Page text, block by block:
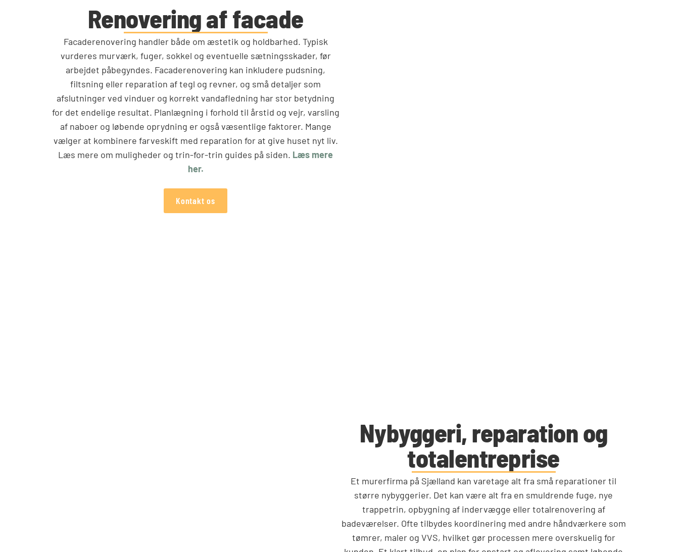
Renovering af facade
Facaderenovering handler både om æstetik og holdbarhed. Typisk
vurderes murværk, fuger, sokkel og eventuelle sætningsskader, før
arbejdet påbegyndes. Facaderenovering kan inkludere pudsning,
filtsning eller reparation af tegl og revner, og små detaljer som
afslutninger ved vinduer og korrekt vandafledning har stor betydning
for det endelige resultat. Planlægning i forhold til årstid og vejr, varsling
af naboer og løbende oprydning er også væsentlige faktorer. Mange
vælger at kombinere farveskift med reparation for at give huset nyt liv.
Læs mere om muligheder og trin-for-trin guides på siden. Læs mere
her.
Kontakt os
Nybyggeri, reparation og
totalentreprise
Et murerfirma på Sjælland kan varetage alt fra små reparationer til
større nybyggerier. Det kan være alt fra en smuldrende fuge, nye
trappetrin, opbygning af indervægge eller totalrenovering af
badeværelser. Ofte tilbydes koordinering med andre håndværkere som
tømrer, maler og VVS, hvilket gør processen mere overskuelig for